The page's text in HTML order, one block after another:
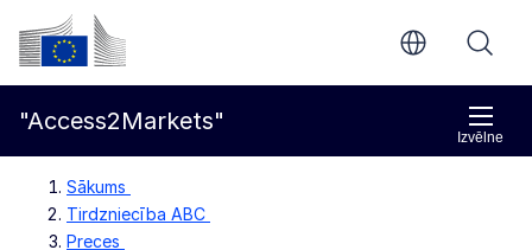
Pāriet uz galveno saturu
Eiropas Komisija
Izvēlne
"Access2Markets"
Sākums
Tirdzniecība ABC
Preces